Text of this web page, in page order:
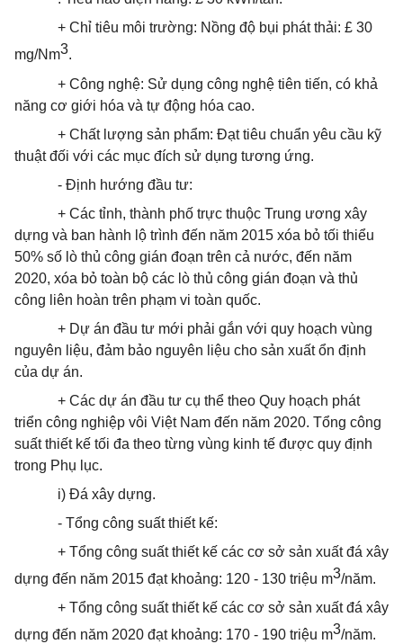
+ Chỉ tiêu môi trường: Nồng độ bụi phát thải: £ 30
mg/Nm3.
+ Công nghệ: Sử dụng công nghệ tiên tiến, có khả
năng cơ giới hóa và tự động hóa cao.
+ Chất lượng sản phẩm: Đạt tiêu chuẩn yêu cầu kỹ
thuật đối với các mục đích sử dụng tương ứng.
- Định hướng đầu tư:
+ Các tỉnh, thành phố trực thuộc Trung ương xây
dựng và ban hành lộ trình đến năm 2015 xóa bỏ tối thiểu
50% số lò thủ công gián đoạn trên cả nước, đến năm
2020, xóa bỏ toàn bộ các lò thủ công gián đoạn và thủ
công liên hoàn trên phạm vi toàn quốc.
+ Dự án đầu tư mới phải gắn với quy hoạch vùng
nguyên liệu, đảm bảo nguyên liệu cho sản xuất ổn định
của dự án.
+ Các dự án đầu tư cụ thể theo Quy hoạch phát
triển công nghiệp vôi Việt Nam đến năm 2020. Tổng công
suất thiết kế tối đa theo từng vùng kinh tế được quy định
trong Phụ lục.
i) Đá xây dựng.
- Tổng công suất thiết kế:
+ Tổng công suất thiết kế các cơ sở sản xuất đá xây
dựng đến năm 2015 đạt khoảng: 120 - 130 triệu m3/năm.
+ Tổng công suất thiết kế các cơ sở sản xuất đá xây
dựng đến năm 2020 đạt khoảng: 170 - 190 triệu m3/năm.